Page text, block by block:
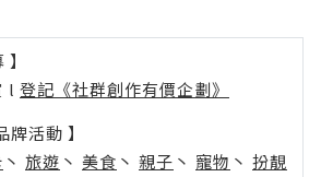
l 登記《社群創作有價企劃》
活動 】
丶 旅遊 丶 美食 丶 親子 丶 寵物 丶 扮靚